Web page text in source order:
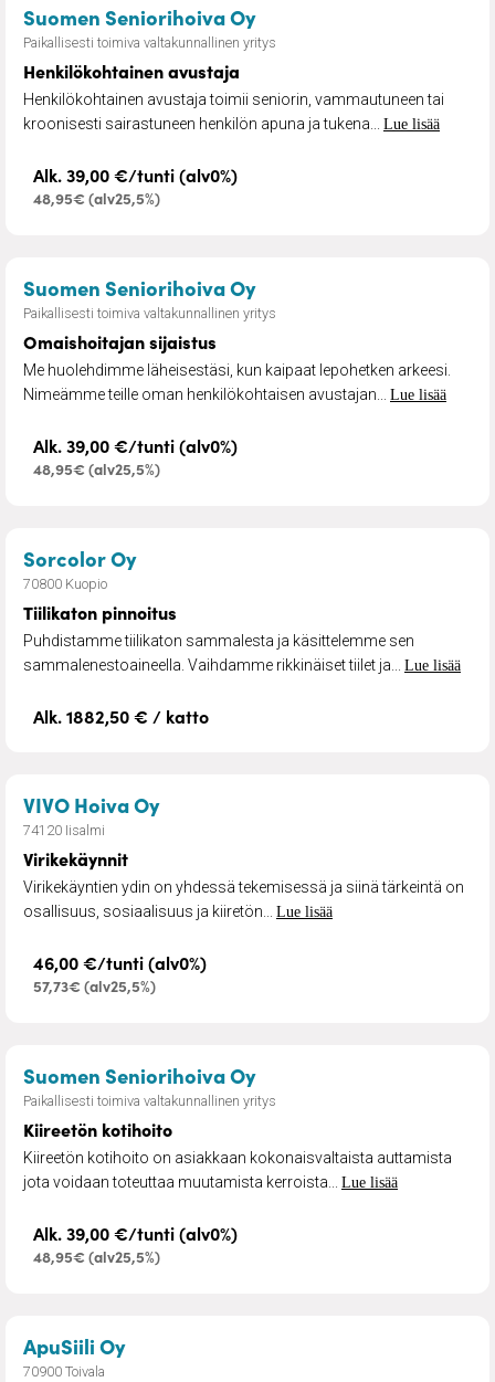
Suomen Seniorihoiva Oy– Henkilökohtainen
Paikallisesti toimiva valtakunnallinen yritys
Henkilökohtainen avustaja
Henkilökohtainen avustaja toimii seniorin, vammautuneen tai
kroonisesti sairastuneen henkilön apuna ja tukena... Lue lisää
Alk. 39,00 €/tunti (alv0%)
48,95€ (alv25,5%)
Suomen Seniorihoiva Oy– Omaishoitajan sijaistus
Paikallisesti toimiva valtakunnallinen yritys
Omaishoitajan sijaistus
Me huolehdimme läheisestäsi, kun kaipaat lepohetken arkeesi.
Nimeämme teille oman henkilökohtaisen avustajan... Lue lisää
Alk. 39,00 €/tunti (alv0%)
48,95€ (alv25,5%)
Sorcolor Oy– Tiilikaton pinnoitus
70800 Kuopio
Tiilikaton pinnoitus
Puhdistamme tiilikaton sammalesta ja käsittelemme sen
sammalenestoaineella. Vaihdamme rikkinäiset tiilet ja... Lue lisää
Alk. 1882,50 € / katto
VIVO Hoiva Oy– Virikekäynnit
74120 Iisalmi
Virikekäynnit
Virikekäyntien ydin on yhdessä tekemisessä ja siinä tärkeintä on
osallisuus, sosiaalisuus ja kiiretön... Lue lisää
46,00 €/tunti (alv0%)
57,73€ (alv25,5%)
Suomen Seniorihoiva Oy– Kiireetön kotihoito
Paikallisesti toimiva valtakunnallinen yritys
Kiireetön kotihoito
Kiireetön kotihoito on asiakkaan kokonaisvaltaista auttamista
jota voidaan toteuttaa muutamista kerroista... Lue lisää
Alk. 39,00 €/tunti (alv0%)
48,95€ (alv25,5%)
ApuSiili Oy– Pihan- ja kiinteistönhoito
70900 Toivala